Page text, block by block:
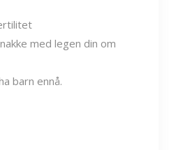
med legen din om
barn ennå.